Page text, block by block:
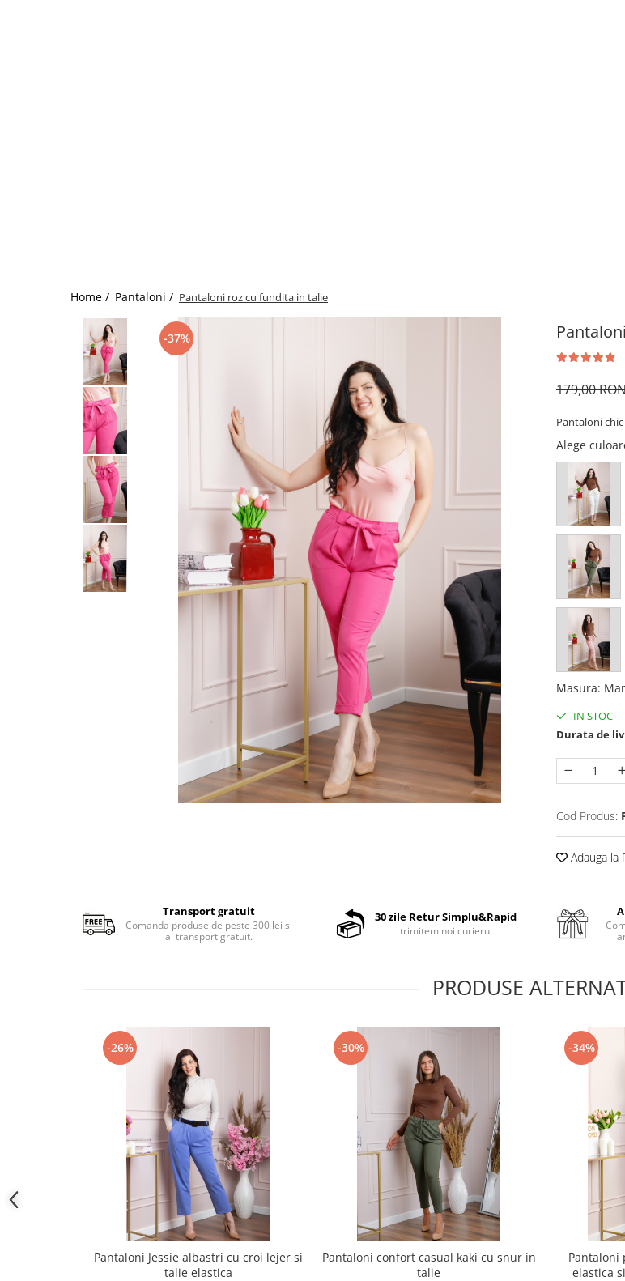
Home / Pantaloni / Pantaloni roz cu fundita in talie
-37%
179,00
Pantaloni
Alege
Masura:
IN STOC
Durata de
Cod Produs:
Adauga la
Transport gratuit
Comanda produse de peste 300 lei si
ai transport gratuit.
30 zile Retur Simplu&Rapid
trimitem noi curierul
PRODUSE
-26%
Pantaloni Jessie albastri cu croi lejer si
talie elastica
-30%
Pantaloni confort casual kaki cu snur in
talie
-34%
Pantaloni
elastica